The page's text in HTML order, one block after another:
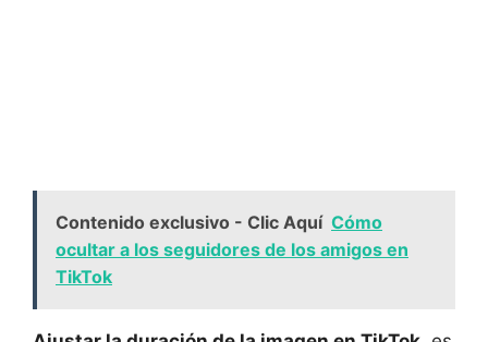
Contenido exclusivo - Clic Aquí Cómo
ocultar a los seguidores de los amigos en
TikTok